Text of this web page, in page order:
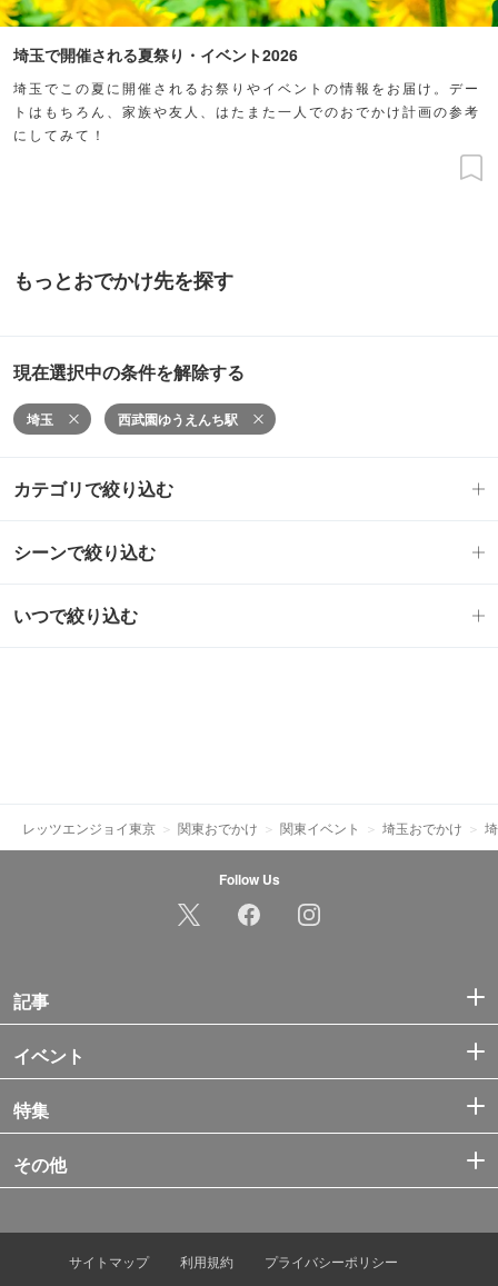
埼玉で開催される夏祭り・イベント2026
埼玉でこの夏に開催されるお祭りやイベントの情報をお届け。デー
トはもちろん、家族や友人、はたまた一人でのおでかけ計画の参考
にしてみて！
もっとおでかけ先を探す
現在選択中の条件を解除する
埼玉 西武園ゆうえんち駅
カテゴリで絞り込む
シーンで絞り込む
いつで絞り込む
レッツエンジョイ東京 関東おでかけ 関東イベント 埼玉おでかけ
Follow Us
記事
イベント
特集
その他
サイトマップ 利用規約 プライバシーポリシー